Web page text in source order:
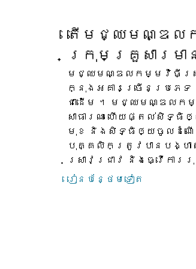
តើ​មជ្ឈមណ្ឌល​
ក្រុមគ្រួសារ​មា
មជ្ឈមណ្ឌល​កម្មវិធី​ស្រា
ក្នុង​អគារ​ច្រើន​ប្រភេទ
ជាដើម ។ មជ្ឈមណ្ឌល​ក
សាធារណៈ ហើយ​ផ្តល់​សិទ្ធិ​
មុខ និង​សិទ្ធិ​ឲ្យ​ចូល​ដំណើរក
បុគ្គលិក​ត្រូវ​បាន​បង្ហ
ស្រាវជ្រាវ និង​ធ្វើកា
រៀន​បន្ថែម​ទៀត